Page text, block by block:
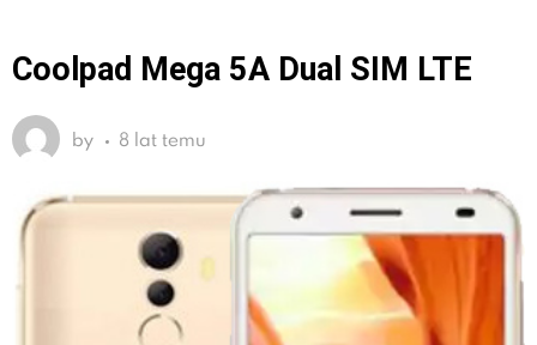
Coolpad Mega 5A Dual SIM LTE
by 8 lat temu